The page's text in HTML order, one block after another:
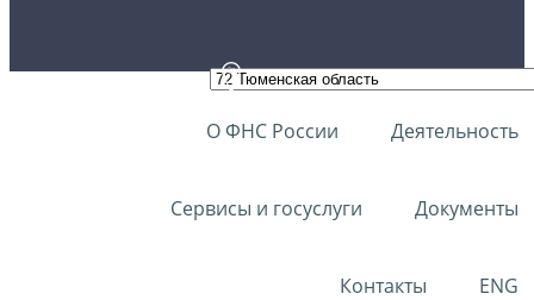
О ФНС России Деятельность
Сервисы и госуслуги Документы
Контакты ENG